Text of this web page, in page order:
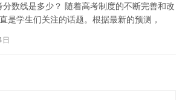
数线是多少？ 随着高考制度的不断完善和改
是学生们关注的话题。根据最新的预测，